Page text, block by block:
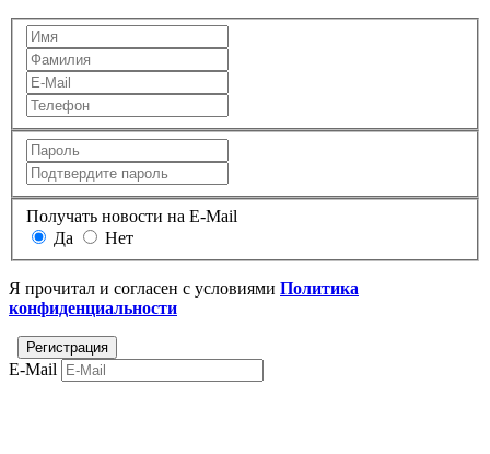
Получать новости на E-Mail
Да
Нет
Я прочитал и согласен с условиями Политика
конфиденциальности
E-Mail